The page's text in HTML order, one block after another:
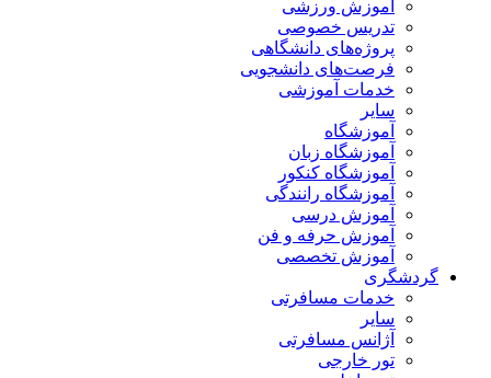
آموزش ورزشی
تدریس خصوصی
پروژه‌های دانشگاهی
فرصت‌های دانشجویی
خدمات آموزشی
سایر
آموزشگاه
آموزشگاه زبان
آموزشگاه کنکور
آموزشگاه رانندگی
آموزش درسی
آموزش حرفه و فن
آموزش تخصصی
گردشگری
خدمات مسافرتی
سایر
آژانس مسافرتی
تور خارجی